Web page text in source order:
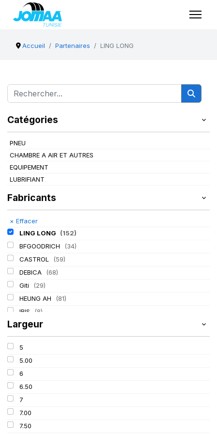
Accueil Partenaires LING LONG
Catégories
PNEU
CHAMBRE A AIR ET AUTRES
EQUIPEMENT
LUBRIFIANT
Fabricants
× Effacer
LING LONG
(152)
BFGOODRICH
(34)
CASTROL
(59)
DEBICA
(68)
Giti
(29)
HEUNG AH
(81)
IRIS
(8)
ITALMATIC
KLEBER (116)
LASSA
MICHELIN
MITAS
Mondolfo ferro
PIRELLI
PROMETEON
SCHRADER
Largeur
5
5.00
6
6.50
7
7.00
7.50